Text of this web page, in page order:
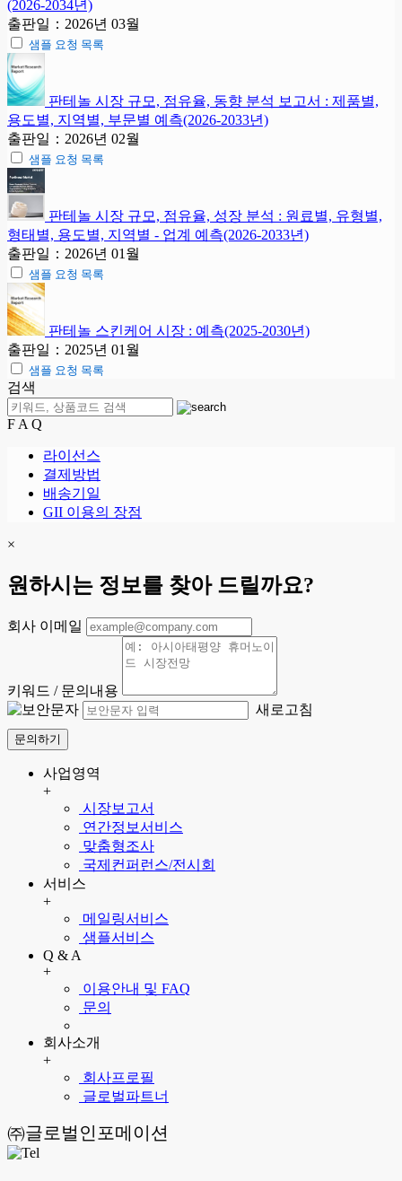
(2026-2034년)
출판일：2026년 03월
샘플 요청 목록
판테놀 시장 규모, 점유율, 동향 분석 보고서 : 제품별,
용도별, 지역별, 부문별 예측(2026-2033년)
출판일：2026년 02월
샘플 요청 목록
판테놀 시장 규모, 점유율, 성장 분석 : 원료별, 유형별,
형태별, 용도별, 지역별 - 업계 예측(2026-2033년)
출판일：2026년 01월
샘플 요청 목록
판테놀 스킨케어 시장 : 예측(2025-2030년)
출판일：2025년 01월
샘플 요청 목록
검색
F A Q
라이선스
결제방법
배송기일
GII 이용의 장점
×
원하시는 정보를 찾아 드릴까요?
회사 이메일
키워드 / 문의내용
새로고침
문의하기
사업영역
+
시장보고서
연간정보서비스
맞춤형조사
국제컨퍼런스/전시회
서비스
+
메일링서비스
샘플서비스
Q & A
+
이용안내 및 FAQ
문의
회사소개
+
회사프로필
글로벌파트너
㈜글로벌인포메이션